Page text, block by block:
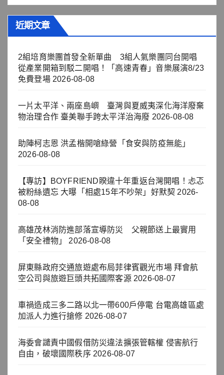
近期文章
2組培育樂團首發全新單曲 3組人氣樂團同台開唱
從產業開箱到駁二開唱！「高速青春」音樂展演8/23
免費登場 2026-08-08
一片太平洋、兩座島嶼 臺灣與夏威夷深化海洋廢棄
物治理合作 臺美聯手跨太平洋治海廢 2026-08-08
助陣柯志恩 洪孟楷開嗆綠營「食安與防疫無能」
2026-08-08
【專訪】BOYFRIEND睽違十年重返台灣開唱！忐忑
被粉絲遺忘 大曝「相處15年不吵架」好默契 2026-
08-08
高雄茂林消防進部落宣導防災 父親節送上最實用
「安全禮物」
2026-08-08
屏東縣政府交通旅遊處布局菲律賓觀光市場 拜會航
空公司與旅遊巨頭共拓國際客源 2026-08-07
車禍造成三多二路以北一帶600戶停電 台電高雄區處
加派人力進行搶修 2026-08-07
海委會譴責中國假借防災違法擴張管轄權 侵害航行
自由，破壞國際秩序 2026-08-07